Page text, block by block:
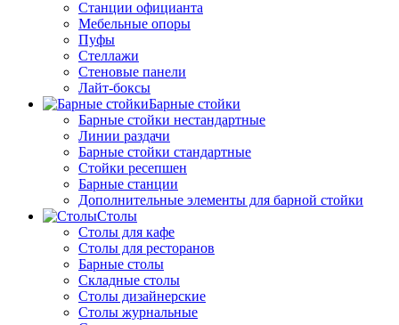
Станции официанта
Мебельные опоры
Пуфы
Стеллажи
Стеновые панели
Лайт-боксы
Барные стойки
Барные стойки нестандартные
Линии раздачи
Барные стойки стандартные
Стойки ресепшен
Барные станции
Дополнительные элементы для барной стойки
Столы
Столы для кафе
Столы для ресторанов
Барные столы
Складные столы
Столы дизайнерские
Столы журнальные